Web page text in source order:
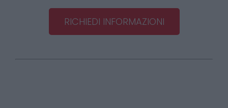
RICHIEDI INFORMAZIONI